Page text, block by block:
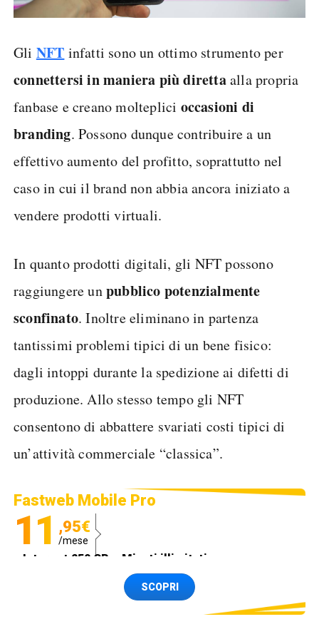
Gli NFT infatti sono un ottimo strumento per
connettersi in maniera più direttaalla propria
fanbase e creano molteplici occasioni di
branding. Possono dunque contribuire a un
effettivo aumento del profitto, soprattutto nel
caso in cui il brand non abbia ancora iniziato a
vendere prodotti virtuali.
In quanto prodotti digitali, gli NFT possono
raggiungere unpubblico potenzialmente
sconfinato. Inoltre eliminano in partenza
tantissimi problemi tipici di un bene fisico:
dagli intoppi durante la spedizione ai difetti di
produzione. Allo stesso tempo gli NFT
consentono di abbattere svariati costi tipici di
un’attività commerciale “classica”.
Fastweb Mobile Pro
11 ,95€
/mese
Internet 250 GB e Minuti illimitati
Spedizione SIM GRATISSCOPRI